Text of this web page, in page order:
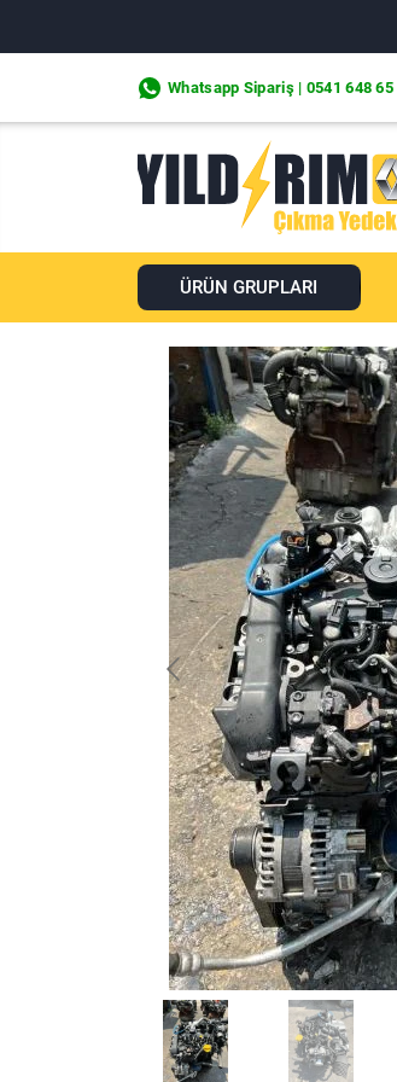
Whatsapp Sipariş | 0541 648 65
ÜRÜN GRUPLARI